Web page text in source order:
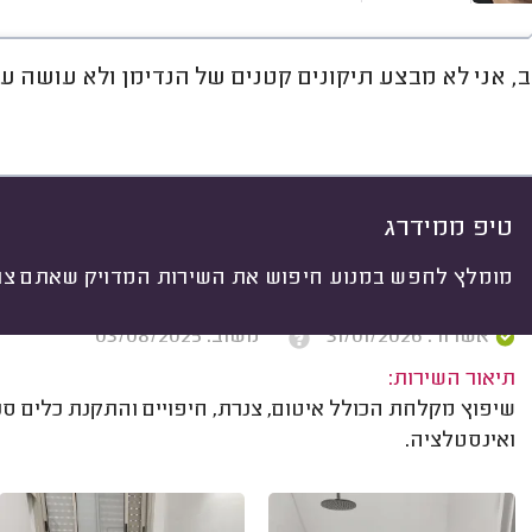
אני לא מבצע תיקונים קטנים של הנדימן ולא עושה
טיפ ממידרג
מומלץ לחפש במנוע חיפוש את השירות המדויק שאתם
חוות דעת ממוצע גלריה
שיפוצים כלליים
אשרור: 31/01/2026
משוב: 03/08/2025
תיאור השירות:
שיפוץ מקלחת הכולל איטום, צנרת, חיפויים והתקנת כלים
ואינסטלציה.